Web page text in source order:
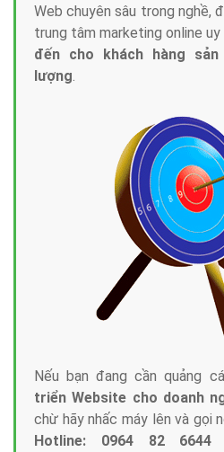
Web chuyên sâu trong nghề,
trung tâm marketing online uy
đến cho khách hàng
lượng.
Nếu bạn đang cần quảng
triển Website cho doanh
chừ hãy nhấc máy lên và gọi
Hotline: 0964 82 6644